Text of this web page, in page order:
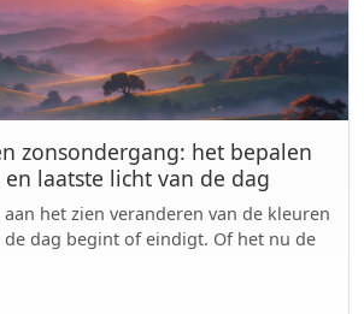
zonsondergang: het bepalen
laatste licht van de dag
aan het zien veranderen van de kleuren
dag begint of eindigt. Of het nu de